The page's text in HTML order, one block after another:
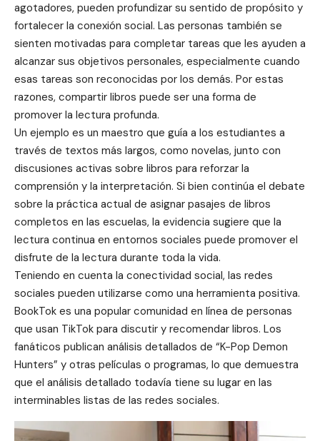
agotadores, pueden profundizar su sentido de propósito y
fortalecer la conexión social. Las personas también se
sienten motivadas para completar tareas que les ayuden a
alcanzar sus objetivos personales, especialmente cuando
esas tareas son reconocidas por los demás. Por estas
razones, compartir libros puede ser una forma de
promover la lectura profunda.
Un ejemplo es un maestro que guía a los estudiantes a
través de textos más largos, como novelas, junto con
discusiones activas sobre libros para reforzar la
comprensión y la interpretación. Si bien continúa el debate
sobre la práctica actual de asignar pasajes de libros
completos en las escuelas, la evidencia sugiere que la
lectura continua en entornos sociales puede promover el
disfrute de la lectura durante toda la vida.
Teniendo en cuenta la conectividad social, las redes
sociales pueden utilizarse como una herramienta positiva.
BookTok es una popular comunidad en línea de personas
que usan TikTok para discutir y recomendar libros. Los
fanáticos publican análisis detallados de “K-Pop Demon
Hunters” y otras películas o programas, lo que demuestra
que el análisis detallado todavía tiene su lugar en las
interminables listas de las redes sociales.